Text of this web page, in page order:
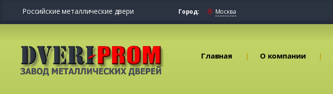
Российские металлические двери Город: Москва
Главная О компании